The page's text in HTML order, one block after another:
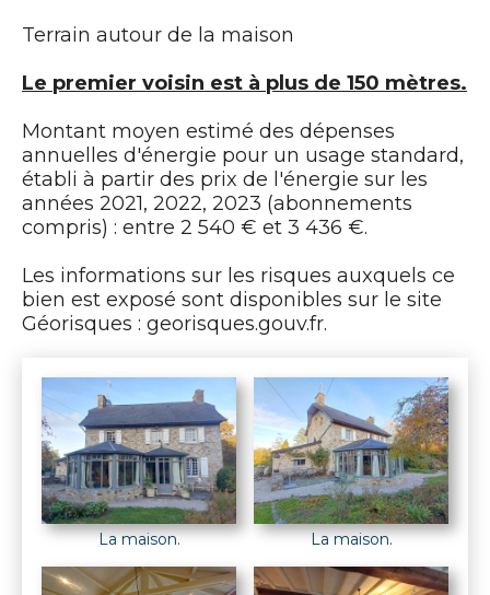
Terrain autour de la maison
Le premier voisin est à plus de 150 mètres.
Montant moyen estimé des dépenses
annuelles d'énergie pour un usage standard,
établi à partir des prix de l'énergie sur les
années 2021, 2022, 2023 (abonnements
compris) : entre 2 540 € et 3 436 €.
Les informations sur les risques auxquels ce
bien est exposé sont disponibles sur le site
Géorisques : georisques.gouv.fr.
La maison. La maison.